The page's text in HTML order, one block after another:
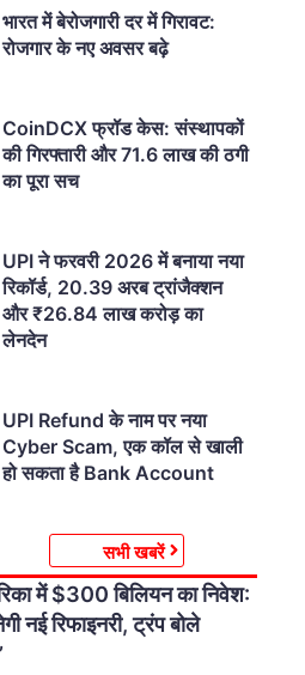
भारत में बेरोजगारी दर में गिरावट:
रोजगार के नए अवसर बढ़े
CoinDCX फ्रॉड केस: संस्थापकों
की गिरफ्तारी और 71.6 लाख की ठगी
का पूरा सच
UPI ने फरवरी 2026 में बनाया नया
रिकॉर्ड, 20.39 अरब ट्रांजैक्शन
और ₹26.84 लाख करोड़ का
लेनदेन
UPI Refund के नाम पर नया
Cyber Scam, एक कॉल से खाली
हो सकता है Bank Account
सभी खबरें
में $300 बिलियन का निवेश:
नई रिफाइनरी, ट्रंप बोले